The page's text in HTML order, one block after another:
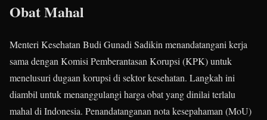
Obat Mahal
Menteri Kesehatan Budi Gunadi Sadikin menandatangani kerja
sama dengan Komisi Pemberantasan Korupsi (KPK) untuk
menelusuri dugaan korupsi di sektor kesehatan. Langkah ini
diambil untuk menanggulangi harga obat yang dinilai terlalu
mahal di Indonesia. Penandatanganan nota kesepahaman (MoU)